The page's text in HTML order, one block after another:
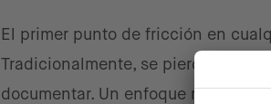
El primer punto de fricción en
Tradicionalmente, se pierden
documentar. Un enfoque más